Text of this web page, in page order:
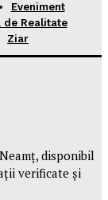
Eveniment
de Realitate
Ziar
disponibil
verificate și